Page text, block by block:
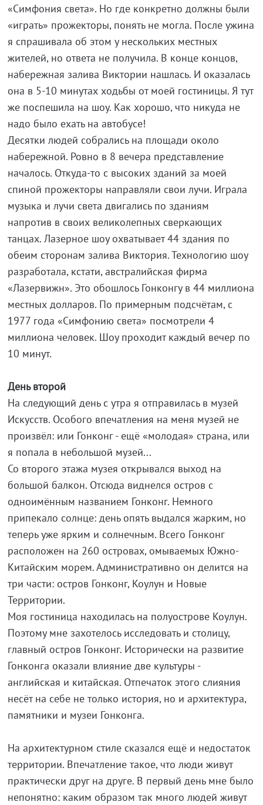
«Симфония света». Но где конкретно должны были
«играть» прожекторы, понять не могла. После ужина
я спрашивала об этом у нескольких местных
жителей, но ответа не получила. В конце концов,
набережная залива Виктории нашлась. И оказалась
она в 5-10 минутах ходьбы от моей гостиницы. Я тут
же поспешила на шоу. Как хорошо, что никуда не
надо было ехать на автобусе!
Десятки людей собрались на площади около
набережной. Ровно в 8 вечера представление
началось. Откуда-то с высоких зданий за моей
спиной прожекторы направляли свои лучи. Играла
музыка и лучи света двигались по зданиям
напротив в своих великолепных сверкающих
танцах. Лазерное шоу охватывает 44 здания по
обеим сторонам залива Виктория. Технологию шоу
разработала, кстати, австралийская фирма
«Лазервижн». Это обошлось Гонконгу в 44 миллиона
местных долларов. По примерным подсчётам, с
1977 года «Симфонию света» посмотрели 4
миллиона человек. Шоу проходит каждый вечер по
10 минут.
День второй
На следующий день с утра я отправилась в музей
Искусств. Особого впечатления на меня музей не
произвёл: или Гонконг - ещё «молодая» страна, или
я попала в небольшой музей...
Со второго этажа музея открывался выход на
большой балкон. Отсюда виднелся остров с
одноимённым названием Гонконг. Немного
припекало солнце: день опять выдался жарким, но
теперь уже ярким и солнечным. Всего Гонконг
расположен на 260 островах, омываемых Южно-
Китайским морем. Административно он делится на
три части: остров Гонконг, Коулун и Новые
Территории.
Моя гостиница находилась на полуострове Коулун.
Поэтому мне захотелось исследовать и столицу,
главный остров Гонконг. Исторически на развитие
Гонконга оказали влияние две культуры -
английская и китайская. Отпечаток этого слияния
несёт на себе не только история, но и архитектура,
памятники и музеи Гонконга.
На архитектурном стиле сказался ещё и недостаток
территории. Впечатление такое, что люди живут
практически друг на друге. В первый день мне было
непонятно: каким образом так много людей живут